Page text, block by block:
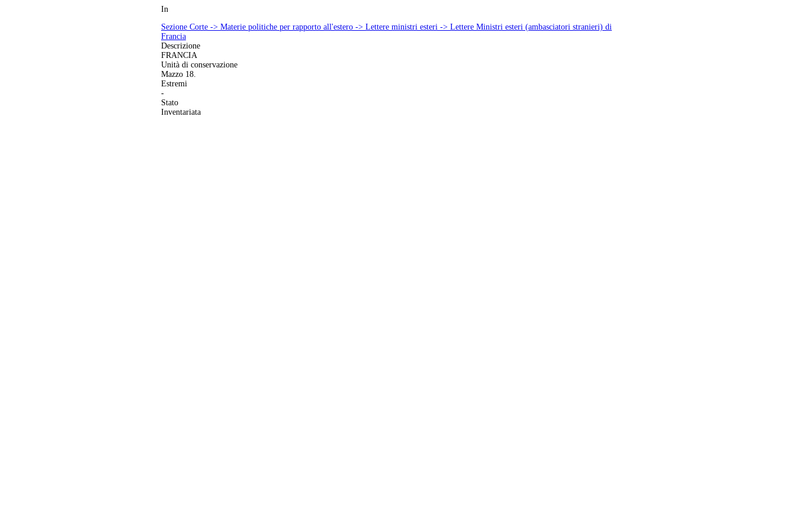
In
Sezione Corte -> Materie politiche per rapporto all'estero -> Lettere ministri esteri -> Lettere Ministri esteri (ambasciatori stranieri) di
Francia
Descrizione
FRANCIA
Unità di conservazione
Mazzo 18.
Estremi
-
Stato
Inventariata